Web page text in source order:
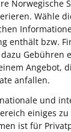
Norwegische
Wähle
enthält bzw.
Gebühren
Angebot,
anfallen.
und
einiges
ist für